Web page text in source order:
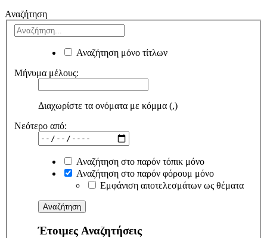
Αναζήτηση
Αναζήτηση μόνο τίτλων
Μήνυμα μέλους:
Διαχωρίστε τα ονόματα με κόμμα (,)
Νεότερο από:
Αναζήτηση στο παρόν τόπικ μόνο
Αναζήτηση στο παρόν φόρουμ μόνο
Εμφάνιση αποτελεσμάτων ως θέματα
Έτοιμες Αναζητήσεις